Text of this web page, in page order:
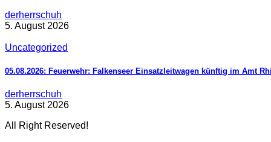
derherrschuh
5. August 2026
Uncategorized
05.08.2026: Feuerwehr: Falkenseer Einsatzleitwagen künftig im Amt
derherrschuh
5. August 2026
All Right Reserved!